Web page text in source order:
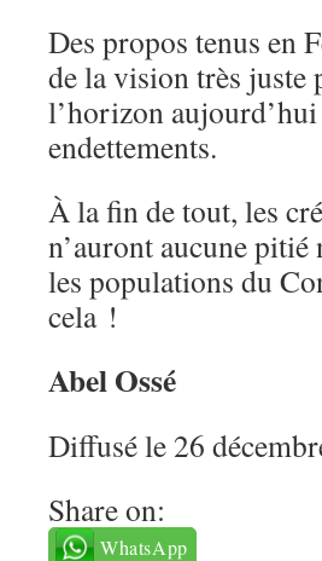
Des propos tenus
de la vision très juste
l’horizon
endettements.
À la fin de tout, les
n’auront aucune
les populations du
cela !
Abel Ossé
Diffusé le 26
Share on:
WhatsApp